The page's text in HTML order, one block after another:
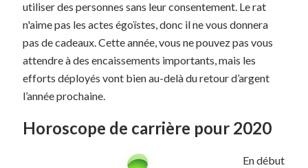
utiliser des personnes sans leur consentement. Le rat
n'aime pas les actes égoïstes, donc il ne vous donnera
pas de cadeaux. Cette année, vous ne pouvez pas vous
attendre à des encaissements importants, mais les
efforts déployés vont bien au-delà du retour d’argent
l’année prochaine.
Horoscope de carrière pour 2020
En début